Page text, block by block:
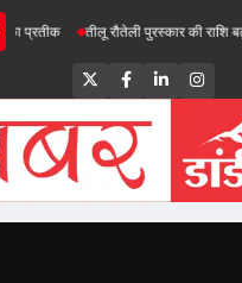
तीलू रौतेली पुरस्कार की राशि बढ़ाकर 75
TwitterFacebookLinkedIn